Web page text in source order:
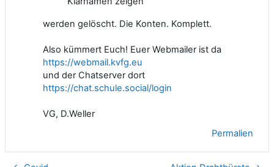
werden gelöscht. Die Konten. Komplett.
Also kümmert Euch! Euer Webmailer ist da
https://webmail.kvfg.eu
und der Chatserver dort
https://chat.schule.social/login
VG, D.Weller
Permalien